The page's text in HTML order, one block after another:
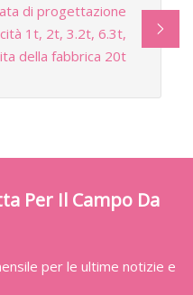
di progettazione
1t, 2t, 3.2t, 6.3t,
della fabbrica 20t
Per Il Campo Da
per le ultime notizie e